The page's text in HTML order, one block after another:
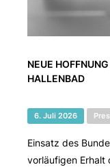
NEUE
HALLENBAD
6. Juli 2026
Einsatz des
vorläufigen Erhalt